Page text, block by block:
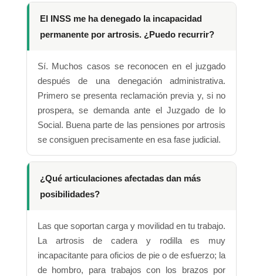
El INSS me ha denegado la incapacidad
permanente por artrosis. ¿Puedo recurrir?
Sí. Muchos casos se reconocen en el juzgado
después de una denegación administrativa.
Primero se presenta reclamación previa y, si no
prospera, se demanda ante el Juzgado de lo
Social. Buena parte de las pensiones por artrosis
se consiguen precisamente en esa fase judicial.
¿Qué articulaciones afectadas dan más
posibilidades?
Las que soportan carga y movilidad en tu trabajo.
La artrosis de cadera y rodilla es muy
incapacitante para oficios de pie o de esfuerzo; la
de hombro, para trabajos con los brazos por